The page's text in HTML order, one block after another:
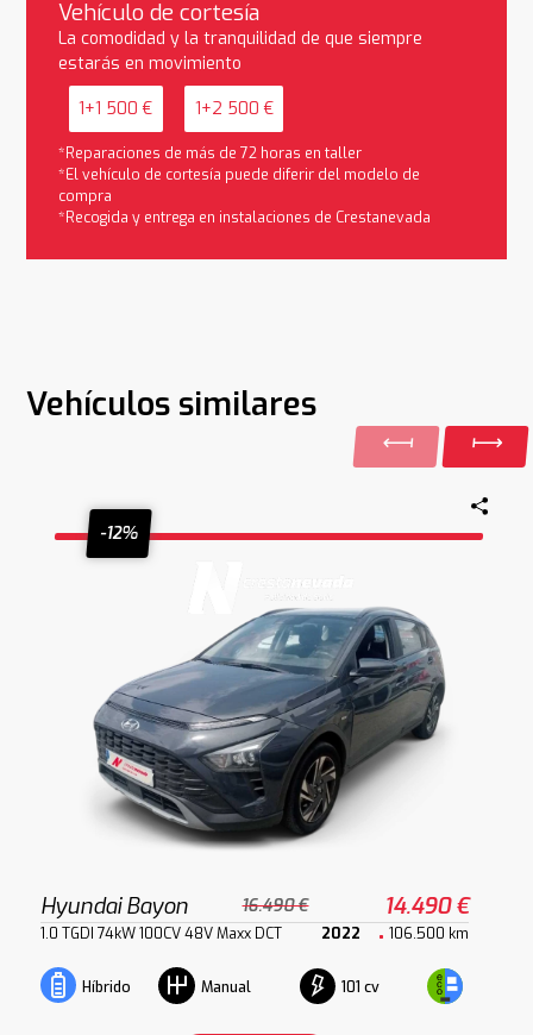
Vehículo de cortesía
La comodidad y la tranquilidad de que siempre
estarás en movimiento
1+1 500 € 1+2 500 €
*Reparaciones de más de 72 horas en taller
*El vehículo de cortesía puede diferir del modelo de
compra
*Recogida y entrega en instalaciones de Crestanevada
Vehículos similares
-12%
Hyundai Bayon 16.490 € 14.490 €
1.0 TGDI 74kW 100CV 48V Maxx DCT 2022 106.500 km
Híbrido Manual 101 cv